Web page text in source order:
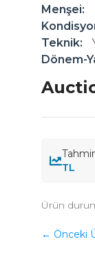
Menşei:
Teknik:
Dönem-
TL
Ürün
← Önceki